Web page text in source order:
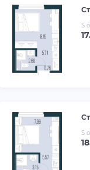
S
S